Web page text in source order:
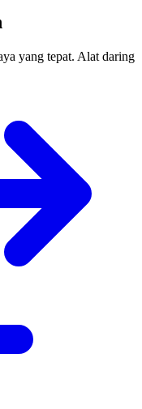
yang tepat. Alat daring